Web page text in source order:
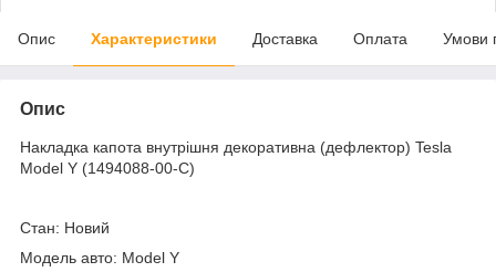
Опис Характеристики Доставка Оплата Умови
Опис
Накладка капота внутрішня декоративна (дефлектор) Tesla
Model Y (1494088-00-C)
Стан: Новий
Модель авто: Model Y